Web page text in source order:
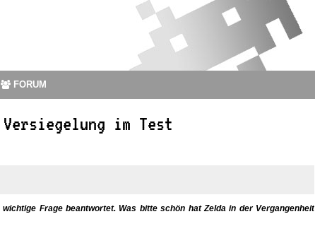
FORUM
im Test
Frage beantwortet. Was bitte schön hat Zelda in der Vergangenheit